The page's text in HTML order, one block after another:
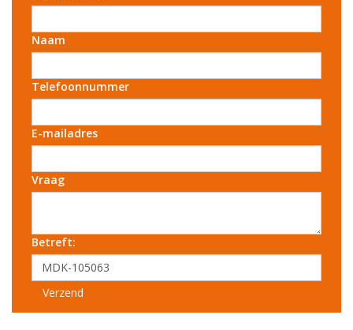
Naam
Telefoonnummer
E-mailadres
Vraag
Betreft:
Verzend